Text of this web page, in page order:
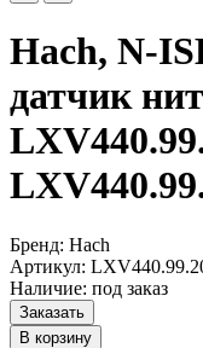
Hach, N-
датчик
Бренд: Hach
Артикул:
Наличие: под заказ
Заказать
В корзину